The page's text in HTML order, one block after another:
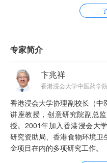
专家简介
卞兆祥
香港浸会大学中医药学
香港浸会大学协理副校长（
讲座教授，创意研究院副总
授。2001年加入香港浸会大
研究资助局、香港食物环境
金项目在内的多项研究工作。